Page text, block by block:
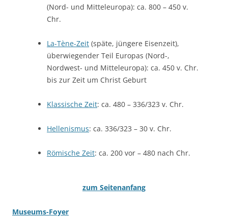
(Nord- und Mitteleuropa): ca. 800 – 450 v.
Chr.
La-Tène-Zeit (späte, jüngere Eisenzeit),
überwiegender Teil Europas (Nord-,
Nordwest- und Mitteleuropa): ca. 450 v. Chr.
bis zur Zeit um Christ Geburt
Klassische Zeit: ca. 480 – 336/323 v. Chr.
Hellenismus: ca. 336/323 – 30 v. Chr.
Römische Zeit: ca. 200 vor – 480 nach Chr.
zum Seitenanfang
Museums-Foyer